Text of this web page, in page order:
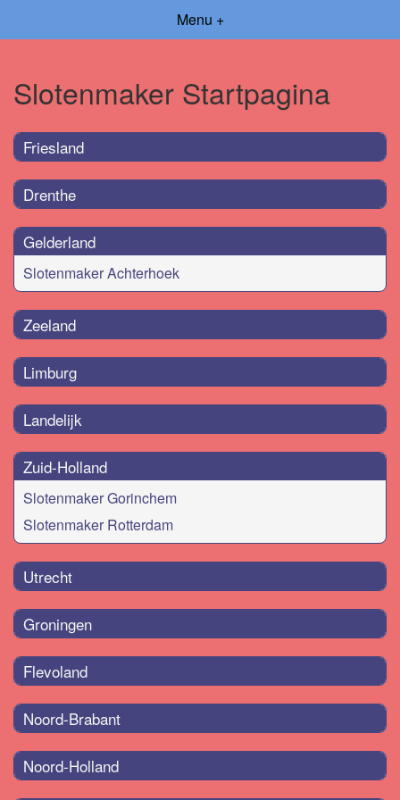
Menu +
Slotenmaker Startpagina
Friesland
Drenthe
Gelderland
Slotenmaker Achterhoek
Zeeland
Limburg
Landelijk
Zuid-Holland
Slotenmaker Gorinchem
Slotenmaker Rotterdam
Utrecht
Groningen
Flevoland
Noord-Brabant
Noord-Holland